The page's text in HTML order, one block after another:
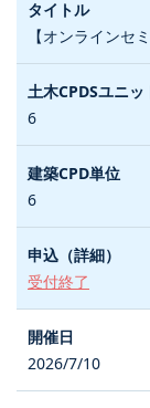
【オンラインセ
6
6
受付終了
2026/7/10